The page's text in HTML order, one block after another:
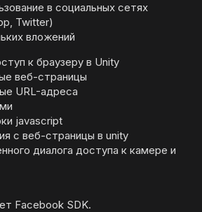
в социальных сетях
Twitter)
вложений
к браузеру в Unity
веб-страницы
URL-адреса
jаvascript
с веб-страницы в unity
диалога доступа к камере и
Facebook SDK.